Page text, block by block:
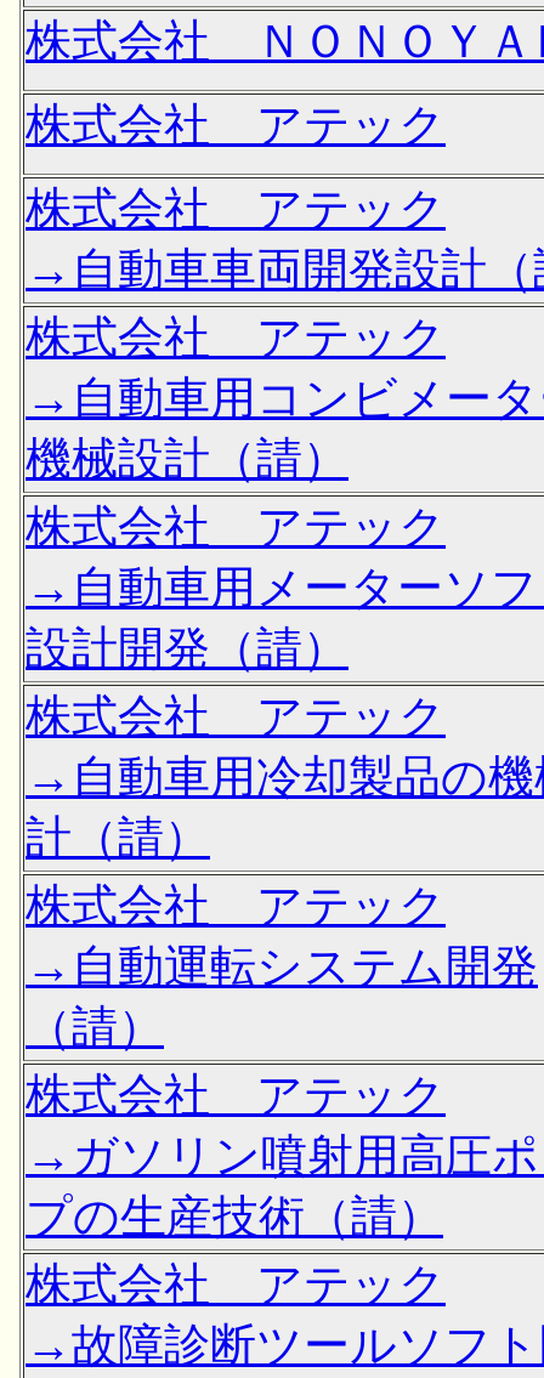
株式会社 ＮＯＮＯＹＡ
株式会社 アテック
株式会社 アテック
→自動車車両開発設計（
株式会社 アテック
→自動車用コンビメー
機械設計（請）
株式会社 アテック
→自動車用メーターソ
設計開発（請）
株式会社 アテック
→自動車用冷却製品の機
計（請）
株式会社 アテック
→自動運転システム開発
（請）
株式会社 アテック
→ガソリン噴射用高圧
プの生産技術（請）
株式会社 アテック
→故障診断ツールソフ